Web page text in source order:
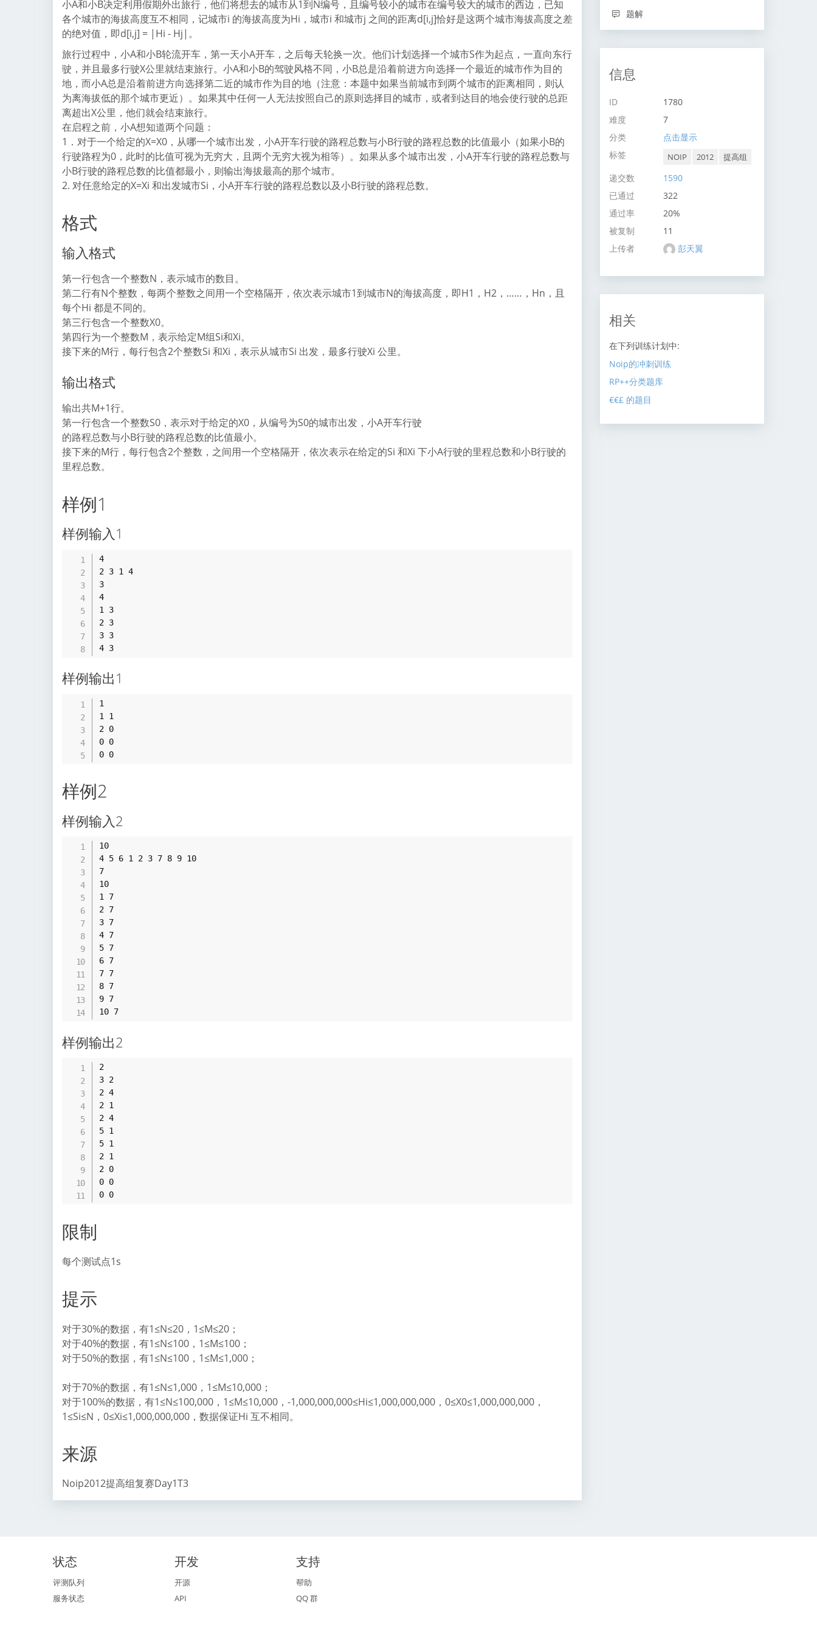
小A和小B决定利用假期外出旅行，他们将想去的城市从1到N编号，且编号较小的城市在编号较大的城市的西边，已知
各个城市的海拔高度互不相同，记城市i 的海拔高度为Hi，城市i 和城市j 之间的距离d[i,j]恰好是这两个城市海拔高度之差
的绝对值，即d[i,j] = |Hi - Hj|。
旅行过程中，小A和小B轮流开车，第一天小A开车，之后每天轮换一次。他们计划选择一个城市S作为起点，一直向东行
驶，并且最多行驶X公里就结束旅行。小A和小B的驾驶风格不同，小B总是沿着前进方向选择一个最近的城市作为目的
地，而小A总是沿着前进方向选择第二近的城市作为目的地（注意：本题中如果当前城市到两个城市的距离相同，则认
为离海拔低的那个城市更近）。如果其中任何一人无法按照自己的原则选择目的城市，或者到达目的地会使行驶的总距
离超出X公里，他们就会结束旅行。
在启程之前，小A想知道两个问题：
1．对于一个给定的X=X0，从哪一个城市出发，小A开车行驶的路程总数与小B行驶的路程总数的比值最小（如果小B的
行驶路程为0，此时的比值可视为无穷大，且两个无穷大视为相等）。如果从多个城市出发，小A开车行驶的路程总数与
小B行驶的路程总数的比值都最小，则输出海拔最高的那个城市。
2. 对任意给定的X=Xi 和出发城市Si，小A开车行驶的路程总数以及小B行驶的路程总数。
格式
输入格式
第一行包含一个整数N，表示城市的数目。
第二行有N个整数，每两个整数之间用一个空格隔开，依次表示城市1到城市N的海拔高度，即H1，H2，……，Hn，且
每个Hi 都是不同的。
第三行包含一个整数X0。
第四行为一个整数M，表示给定M组Si和Xi。
接下来的M行，每行包含2个整数Si 和Xi，表示从城市Si 出发，最多行驶Xi 公里。
输出格式
输出共M+1行。
第一行包含一个整数S0，表示对于给定的X0，从编号为S0的城市出发，小A开车行驶
的路程总数与小B行驶的路程总数的比值最小。
接下来的M行，每行包含2个整数，之间用一个空格隔开，依次表示在给定的Si 和Xi 下小A行驶的里程总数和小B行驶的
里程总数。
样例1
样例输入1
4
2 3 1 4
3
4
1 3
2 3
3 3
4 3
样例输出1
1
1 1
2 0
0 0
0 0
样例2
样例输入2
10
4 5 6 1 2 3 7 8 9 10
7
10
1 7
2 7
3 7
4 7
5 7
6 7
7 7
8 7
9 7
样例输出2
2
3 2
2 4
2 1
2 4
5 1
5 1
2 1
2 0
0 0
限制
每个测试点1s
提示
对于30%的数据，有1≤N≤20，1≤M≤20；
对于40%的数据，有1≤N≤100，1≤M≤100；
对于50%的数据，有1≤N≤100，1≤M≤1,000；
对于70%的数据，有1≤N≤1,000，1≤M≤10,000；
对于100%的数据，有1≤N≤100,000，1≤M≤10,000，-1,000,000,000≤Hi≤1,000,000,000，0≤X0≤1,000,000,000，
1≤Si≤N，0≤Xi≤1,000,000,000，数据保证Hi 互不相同。
来源
Noip2012提高组复赛Day1T3
题解
信息
ID
1780
难度
7
分类
点击显示
标签
NOIP 2012 提高组
递交数
1590
已通过
322
通过率
20%
被复制
11
上传者
彭天翼
相关
在下列训练计划中:
Noip的冲刺训练
RP++分类题库
€€£ 的题目
状态
评测队列
服务状态
开发
开源
API
支持
帮助
QQ 群